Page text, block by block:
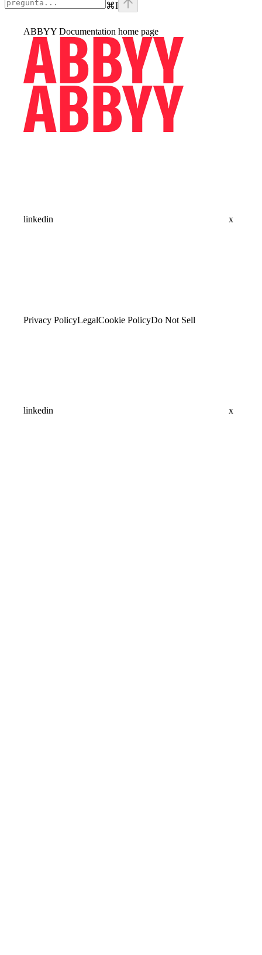
⌘I
ABBYY Documentation home page
linkedin x
Privacy PolicyLegalCookie PolicyDo Not Sell
linkedin x